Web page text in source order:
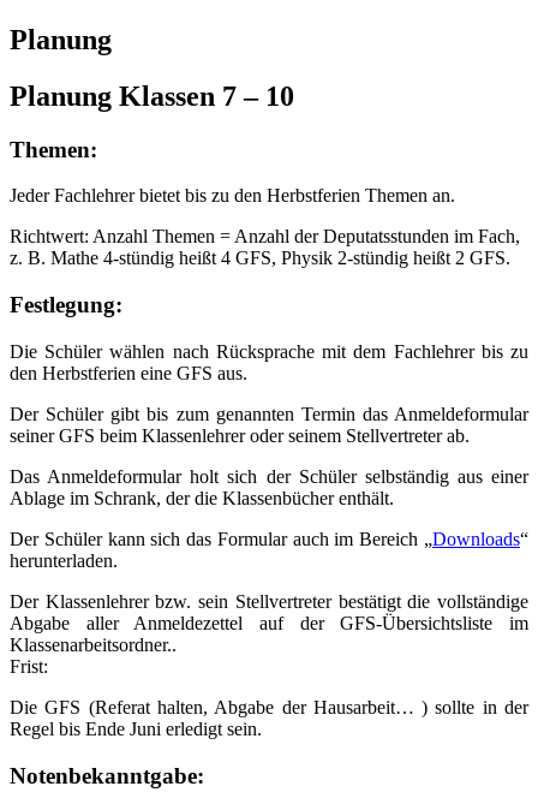
Planung
Planung Klassen 7 – 10
Themen:
Jeder Fachlehrer bietet bis zu den Herbstferien Themen an.
Richtwert: Anzahl Themen = Anzahl der Deputatsstunden im Fach,
z. B. Mathe 4-stündig heißt 4 GFS, Physik 2-stündig heißt 2 GFS.
Festlegung:
Die Schüler wählen nach Rücksprache mit dem Fachlehrer bis zu
den Herbstferien eine GFS aus.
Der Schüler gibt bis zum genannten Termin das Anmeldeformular
seiner GFS beim Klassenlehrer oder seinem Stellvertreter ab.
Das Anmeldeformular holt sich der Schüler selbständig aus einer
Ablage im Schrank, der die Klassenbücher enthält.
Der Schüler kann sich das Formular auch im Bereich „Downloads“
herunterladen.
Der Klassenlehrer bzw. sein Stellvertreter bestätigt die vollständige
Abgabe aller Anmeldezettel auf der GFS-Übersichtsliste im
Klassenarbeitsordner..
Frist:
Die GFS (Referat halten, Abgabe der Hausarbeit… ) sollte in der
Regel bis Ende Juni erledigt sein.
Notenbekanntgabe: